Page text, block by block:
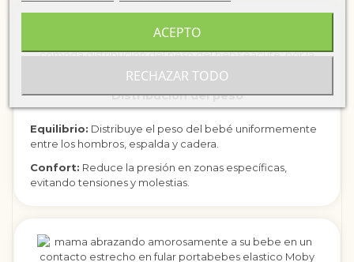
Distribución del peso
Equilibrio: Distribuye el peso del bebé uniformemente
entre los hombros, espalda y cadera.
Confort: Reduce la presión en zonas específicas,
evitando tensiones y molestias.
RECHAZAR TODO
ACEPTO